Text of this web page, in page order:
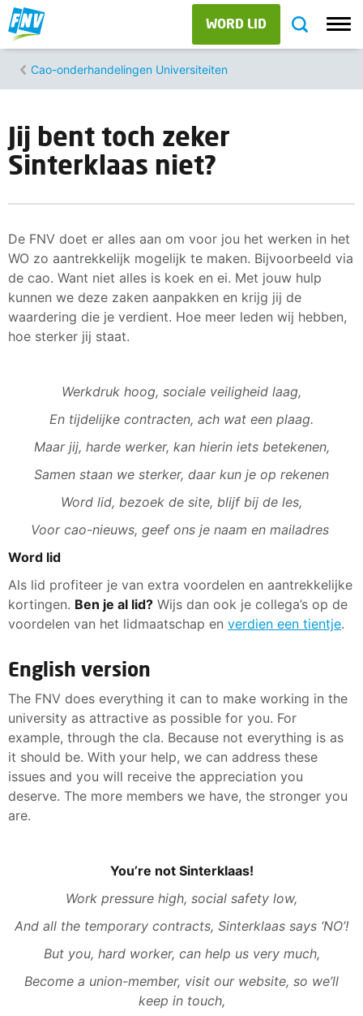
WORD LID
Cao-onderhandelingen Universiteiten
Jij bent toch zeker
Sinterklaas niet?
De FNV doet er alles aan om voor jou het werken in het
WO zo aantrekkelijk mogelijk te maken. Bijvoorbeeld via
de cao. Want niet alles is koek en ei. Met jouw hulp
kunnen we deze zaken aanpakken en krijg jij de
waardering die je verdient. Hoe meer leden wij hebben,
hoe sterker jij staat.
Werkdruk hoog, sociale veiligheid laag,
En tijdelijke contracten, ach wat een plaag.
Maar jij, harde werker, kan hierin iets betekenen,
Samen staan we sterker, daar kun je op rekenen
Word lid, bezoek de site, blijf bij de les,
Voor cao-nieuws, geef ons je naam en mailadres
Word lid
Als lid profiteer je van extra voordelen en aantrekkelijke
kortingen. Ben je al lid? Wijs dan ook je collega’s op de
voordelen van het lidmaatschap en verdien een tientje.
English version
The FNV does everything it can to make working in the
university as attractive as possible for you. For
example, through the cla. Because not everything is as
it should be. With your help, we can address these
issues and you will receive the appreciation you
deserve. The more members we have, the stronger you
are.
You’re not Sinterklaas!
Work pressure high, social safety low,
And all the temporary contracts, Sinterklaas says ‘NO’!
But you, hard worker, can help us very much,
Become a union-member, visit our website, so we’ll
keep in touch,